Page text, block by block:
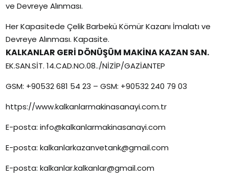
ve Devreye Alınması.
Her Kapasitede Çelik Barbekü Kömür Kazanı İmalatı ve
Devreye Alınması. Kapasite.
KALKANLAR GERİ DÖNÜŞÜM MAKİNA KAZAN SAN.
EK.SAN.SİT. 14.CAD.NO.08../NİZİP/GAZİANTEP
GSM: +90532 681 54 23 – GSM: +90532 240 79 03
https://www.kalkanlarmakinasanayi.com.tr
E-posta: info@kalkanlarmakinasanayi.com
E-posta: kalkanlarkazanvetank@gmail.com
E-posta: kalkanlar.kalkanlar@gmail.com